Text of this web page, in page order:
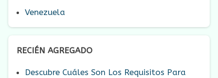
Venezuela
RECIÉN AGREGADO
Descubre Cuáles Son Los Requisitos Para